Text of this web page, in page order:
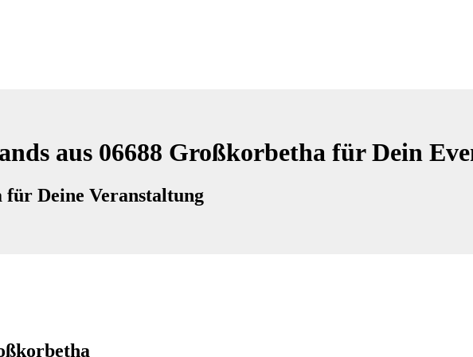
aus 06688 Großkorbetha für Dein
für Deine Veranstaltung